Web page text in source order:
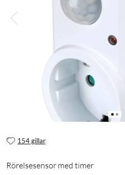
154 gillar
Rörelsesensor med timer